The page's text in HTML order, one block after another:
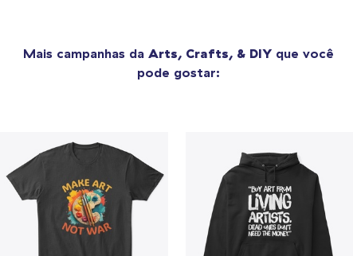
Mais campanhas da Arts, Crafts, & DIY que você
pode gostar: